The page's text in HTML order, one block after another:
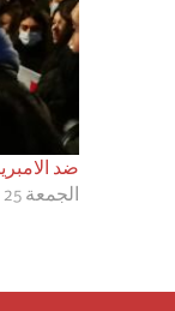
ضد
الجمعة 25 فبراير 2022